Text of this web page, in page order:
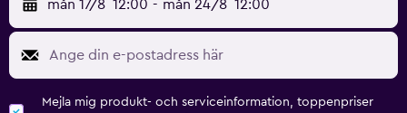
mån 17/8 12:00 - mån 24/8 12:00
Mejla mig produkt- och serviceinformation, toppenpriser